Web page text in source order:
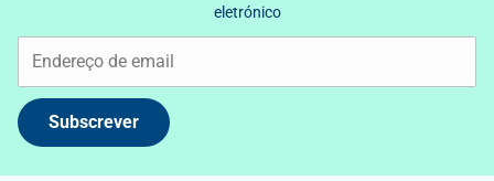
eletrónico
Subscrever